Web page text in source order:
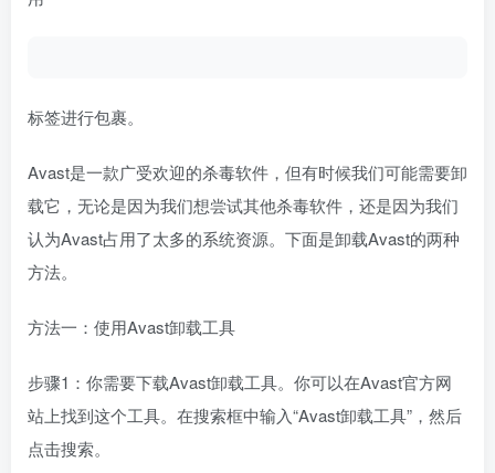
标签进行包裹。
Avast是一款广受欢迎的杀毒软件，但有时候我们可能需要卸
载它，无论是因为我们想尝试其他杀毒软件，还是因为我们
认为Avast占用了太多的系统资源。下面是卸载Avast的两种
方法。
方法一：使用Avast卸载工具
步骤1：你需要下载Avast卸载工具。你可以在Avast官方网
站上找到这个工具。在搜索框中输入“Avast卸载工具”，然后
点击搜索。